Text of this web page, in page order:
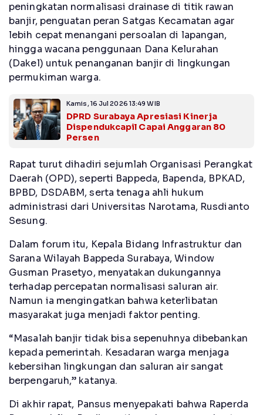
peningkatan normalisasi drainase di titik rawan
banjir, penguatan peran Satgas Kecamatan agar
lebih cepat menangani persoalan di lapangan,
hingga wacana penggunaan Dana Kelurahan
(Dakel) untuk penanganan banjir di lingkungan
permukiman warga.
Kamis, 16 Jul 2026 13:49 WIB
DPRD Surabaya Apresiasi Kinerja
Dispendukcapil Capai Anggaran 80
Persen
Rapat turut dihadiri sejumlah Organisasi Perangkat
Daerah (OPD), seperti Bappeda, Bapenda, BPKAD,
BPBD, DSDABM, serta tenaga ahli hukum
administrasi dari Universitas Narotama, Rusdianto
Sesung.
Dalam forum itu, Kepala Bidang Infrastruktur dan
Sarana Wilayah Bappeda Surabaya, Window
Gusman Prasetyo, menyatakan dukungannya
terhadap percepatan normalisasi saluran air.
Namun ia mengingatkan bahwa keterlibatan
masyarakat juga menjadi faktor penting.
“Masalah banjir tidak bisa sepenuhnya dibebankan
kepada pemerintah. Kesadaran warga menjaga
kebersihan lingkungan dan saluran air sangat
berpengaruh,” katanya.
Di akhir rapat, Pansus menyepakati bahwa Raperda